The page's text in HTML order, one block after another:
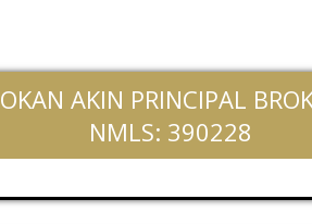
OKAN AKIN PRINCIPAL
NMLS: 390228